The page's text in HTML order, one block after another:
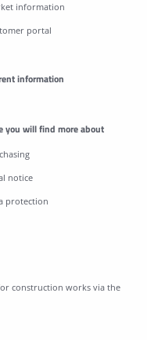
information
portal
information
you will find more about
notice
protection
construction works via the